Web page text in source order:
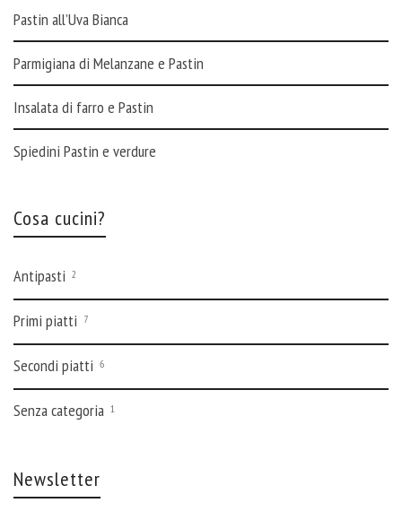
Pastin all’Uva Bianca
Parmigiana di Melanzane e Pastin
Insalata di farro e Pastin
Spiedini Pastin e verdure
Cosa cucini?
Antipasti 2
Primi piatti 7
Secondi piatti 6
Senza categoria 1
Newsletter